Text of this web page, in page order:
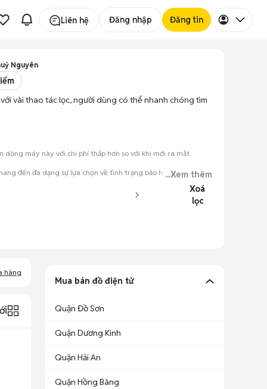
Liên hệ Đăng nhập Đăng tin
Nguyên
vài thao tác lọc, người dùng có thể nhanh chóng tìm
máy này với chi phí thấp hơn so với khi mới ra mắt.
đến đa dạng sự lựa chọn về tình trạng bảo hành, hình thức
...Xem thêm
Xoá
lọc
hàng
Mua bán đồ điện tử
Quận Đồ Sơn
Quận Dương Kinh
Quận Hải An
Quận Hồng Bàng